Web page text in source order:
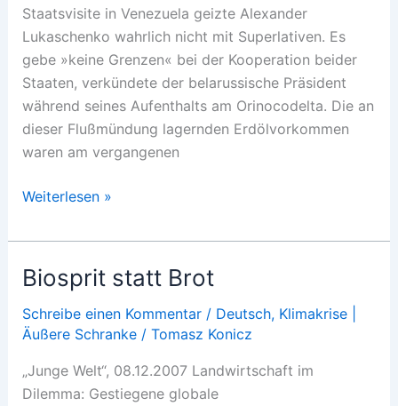
Staatsvisite in Venezuela geizte Alexander
Lukaschenko wahrlich nicht mit Superlativen. Es
gebe »keine Grenzen« bei der Kooperation beider
Staaten, verkündete der belarussische Präsident
während seines Aufenthalts am Orinocodelta. Die an
dieser Flußmündung lagernden Erdölvorkommen
waren am vergangenen
Enger
Weiterlesen »
Biosprit statt Brot
Schreibe einen Kommentar / Deutsch, Klimakrise |
Äußere Schranke/ Tomasz Konicz
„Junge Welt“, 08.12.2007 Landwirtschaft im
Dilemma: Gestiegene globale